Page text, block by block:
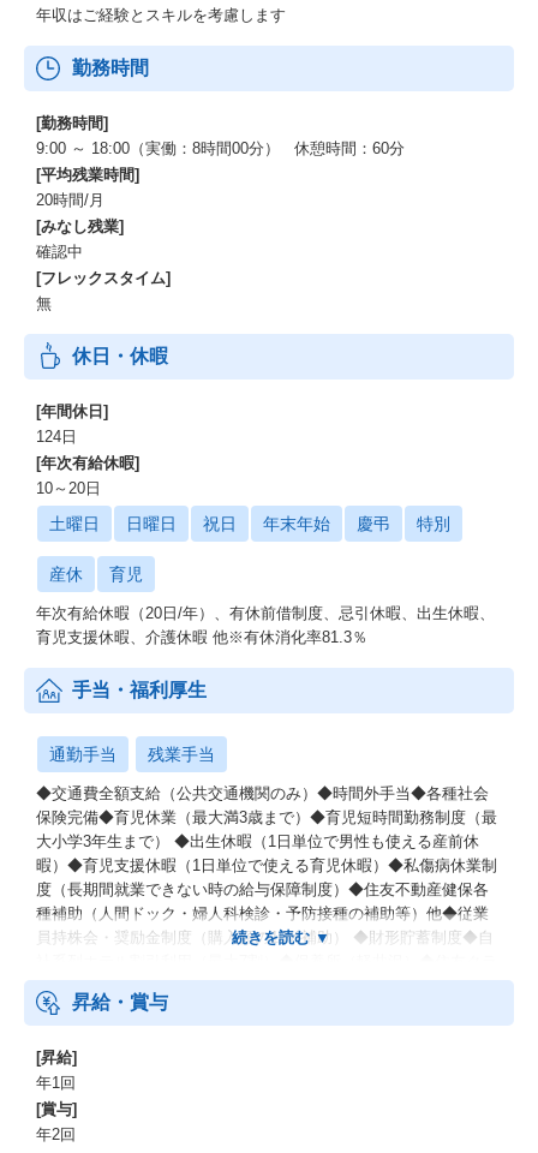
年収はご経験とスキルを考慮します
勤務時間
[勤務時間]
9:00 ～ 18:00（実働：8時間00分） 休憩時間：60分
[平均残業時間]
20時間/月
[みなし残業]
確認中
[フレックスタイム]
無
休日・休暇
[年間休日]
124日
[年次有給休暇]
10～20日
土曜日 日曜日 祝日 年末年始 慶弔 特別
産休 育児
年次有給休暇（20日/年）、有休前借制度、忌引休暇、出生休暇、
育児支援休暇、介護休暇 他※有休消化率81.3％
手当・福利厚生
通勤手当 残業手当
◆交通費全額支給（公共交通機関のみ）◆時間外手当◆各種社会
保険完備◆育児休業（最大満3歳まで）◆育児短時間勤務制度（最
大小学3年生まで） ◆出生休暇（1日単位で男性も使える産前休
暇）◆育児支援休暇（1日単位で使える育児休暇）◆私傷病休業制
度（長期間就業できない時の給与保障制度）◆住友不動産健保各
種補助（人間ドック・婦人科検診・予防接種の補助等）他◆従業
員持株会・奨励金制度（購入額の10%補助） ◆財形貯蓄制度◆自
ブ（東京・大阪）◆屋内原則禁煙（喫煙専用室設置）
昇給・賞与
[昇給]
年1回
[賞与]
年2回